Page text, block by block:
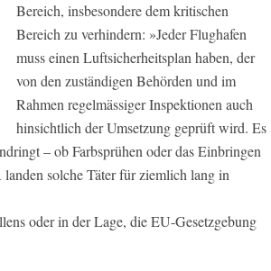
Bereich, insbesondere dem kritischen
Bereich zu verhindern: »Jeder Flughafen
muss einen Luftsicherheitsplan haben, der
von den zuständigen Behörden und im
Rahmen regelmässiger Inspektionen auch
hinsichtlich der Umsetzung geprüft wird. Es
– ob Farbsprühen oder das Einbringen
solche Täter für ziemlich lang in
oder in der Lage, die EU-Gesetzgebung